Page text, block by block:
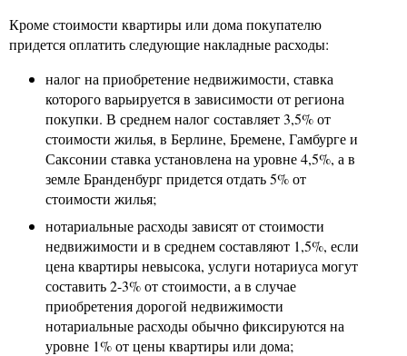
Кроме стоимости квартиры или дома покупателю
придется оплатить следующие накладные расходы:
налог на приобретение недвижимости, ставка
которого варьируется в зависимости от региона
покупки. В среднем налог составляет 3,5% от
стоимости жилья, в Берлине, Бремене, Гамбурге и
Саксонии ставка установлена на уровне 4,5%, а в
земле Бранденбург придется отдать 5% от
стоимости жилья;
нотариальные расходы зависят от стоимости
недвижимости и в среднем составляют 1,5%, если
цена квартиры невысока, услуги нотариуса могут
составить 2-3% от стоимости, а в случае
приобретения дорогой недвижимости
нотариальные расходы обычно фиксируются на
уровне 1% от цены квартиры или дома;